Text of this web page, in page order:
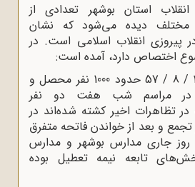
استان بوشهر تعدادی از
مختلف دیده می‌شود که نشان
پیروزی انقلاب اسلامی است. در
اختصاص دارد، آمده است:
«عصر روز 23 / 8 / 57 حدود 1000 نفر محصل و
در مراسم شب هفت دو نفر
تظاهرات اخیر کشته شده‌اند در
و بعد از خواندن فاتحه متفرق
روز جاری مدارس بوشهر و مدارس
تابعه نیمه تعطیل بوده